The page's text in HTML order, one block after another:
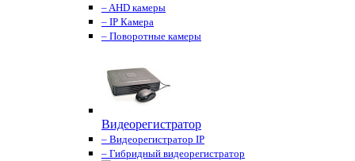
– AHD камеры
– IP Камера
– Поворотные камеры
Видеорегистратор
– Видеорегистратор IP
– Гибридный видеорегистратор